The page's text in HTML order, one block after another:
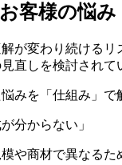
客様の悩み
が変わり続ける
直しを検討されて
みを「仕組み」で
分からない」
や商材で異なるた